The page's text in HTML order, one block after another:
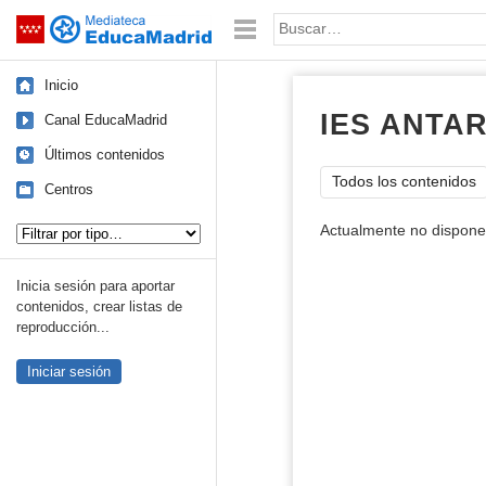
Saltar navegación Palabra o frase:
Inicio
Canal EducaMadrid
Últimos contenidos
Centros
Inicia sesión para aportar
contenidos, crear listas de
reproducción...
Iniciar sesión
IES
Todos los contenidos
Actualmente no